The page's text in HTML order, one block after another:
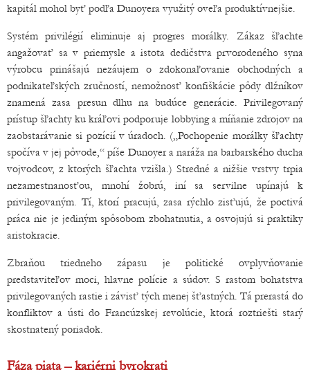
kapitál mohol byť podľa Dunoyera využitý oveľa produktívnejšie.
Systém privilégií eliminuje aj progres morálky. Zákaz šľachte
angažovať sa v priemysle a istota dedičstva prvorodeného syna
výrobcu prinášajú nezáujem o zdokonaľovanie obchodných a
podnikateľských zručností, nemožnosť konfiškácie pôdy dlžníkov
znamená zasa presun dlhu na budúce generácie. Privilegovaný
prístup šľachty ku kráľovi podporuje lobbying a míňanie zdrojov na
zaobstarávanie si pozícií v úradoch. („Pochopenie morálky šľachty
spočíva v jej pôvode,“ píše Dunoyer a naráža na barbarského ducha
vojvodcov, z ktorých šľachta vzišla.) Stredné a nižšie vrstvy trpia
nezamestnanosťou, mnohí žobrú, iní sa servilne upínajú k
privilegovaným. Tí, ktorí pracujú, zasa rýchlo zisťujú, že poctivá
práca nie je jediným spôsobom zbohatnutia, a osvojujú si praktiky
aristokracie.
Zbraňou triedneho zápasu je politické ovplyvňovanie
predstaviteľov moci, hlavne polície a súdov. S rastom bohatstva
privilegovaných rastie i závisť tých menej šťastných. Tá prerastá do
konfliktov a ústi do Francúzskej revolúcie, ktorá roztriešti starý
skostnatený poriadok.
Fáza piata – kariérni byrokrati